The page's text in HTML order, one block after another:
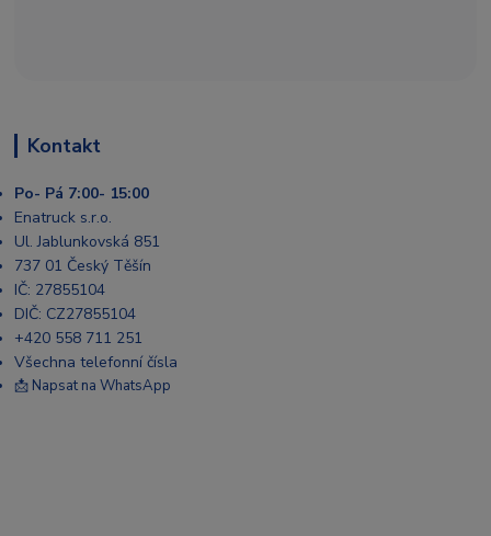
Kontakt
Po- Pá 7:00- 15:00
Enatruck s.r.o.
Ul. Jablunkovská 851
737 01 Český Těšín
IČ: 27855104
DIČ: CZ27855104
+420 558 711 251
Všechna telefonní čísla
📩 Napsat na WhatsApp